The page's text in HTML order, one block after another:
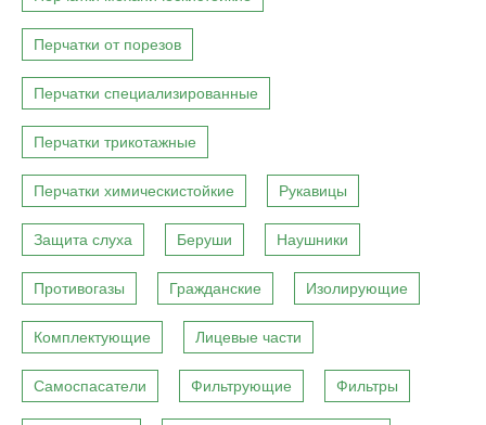
Перчатки от порезов
Перчатки специализированные
Перчатки трикотажные
Перчатки химическистойкие Рукавицы
Защита слуха Беруши Наушники
Противогазы Гражданские Изолирующие
Комплектующие Лицевые части
Самоспасатели Фильтрующие Фильтры